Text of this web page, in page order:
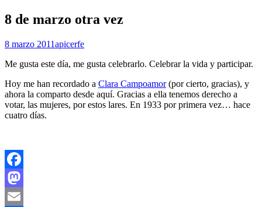
8 de marzo otra vez
8 marzo 2011apicerfe
Me gusta este día, me gusta celebrarlo. Celebrar la vida y participar.
Hoy me han recordado a Clara Campoamor(por cierto, gracias), y
ahora la comparto desde aquí. Gracias a ella tenemos derecho a
votar, las mujeres, por estos lares. En 1933 por primera vez… hace
cuatro días.
Facebook
Mastodon